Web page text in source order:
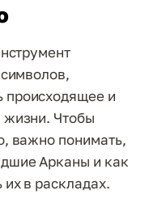
и
жизни. Чтобы
важно понимать,
Арканы и как
их в раскладах.